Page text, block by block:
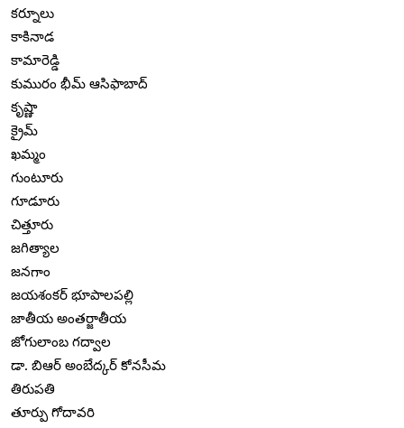
కర్నూలు
కాకినాడ
కామారెడ్డి
కుమురం భీమ్ ఆసిఫాబాద్
కృష్ణా
క్రైమ్
ఖమ్మం
గుంటూరు
గూడూరు
చిత్తూరు
జగిత్యాల
జనగాం
జయశంకర్ భూపాలపల్లి
జాతీయ అంతర్జాతీయ
జోగులాంబ గద్వాల
డా. బిఆర్ అంబేద్కర్ కోనసీమ
తిరుపతి
తూర్పు గోదావరి